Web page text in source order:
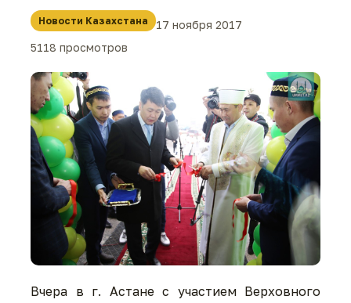
Новости Казахстана
17 ноября 2017
5118 просмотров
Вчера в г. Астане с участием Верховного